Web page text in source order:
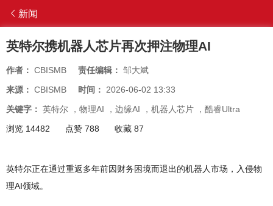
新闻
英特尔携机器人芯片再次押注物理AI
作者： CBISMB 责任编辑： 邹大斌
来源： CBISMB 时间： 2026-06-02 13:33
关键字： 英特尔 ， 物理AI ， 边缘AI ， 机器人芯片 ， 酷睿Ultra
浏览 14482
点赞 788 收藏 87
英特尔正在通过重返多年前因财务困境而退出的机器人市场，入侵物
理AI领域。